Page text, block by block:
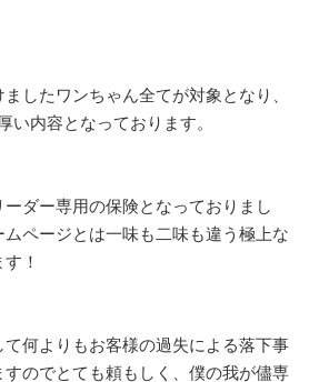
したワンちゃん全てが対象となり、
い内容となっております。
ダー専用の保険となっておりまし
ページとは一味も二味も違う極上な
！
何よりもお客様の過失による落下事
のでとても頼もしく、僕の我が儘専